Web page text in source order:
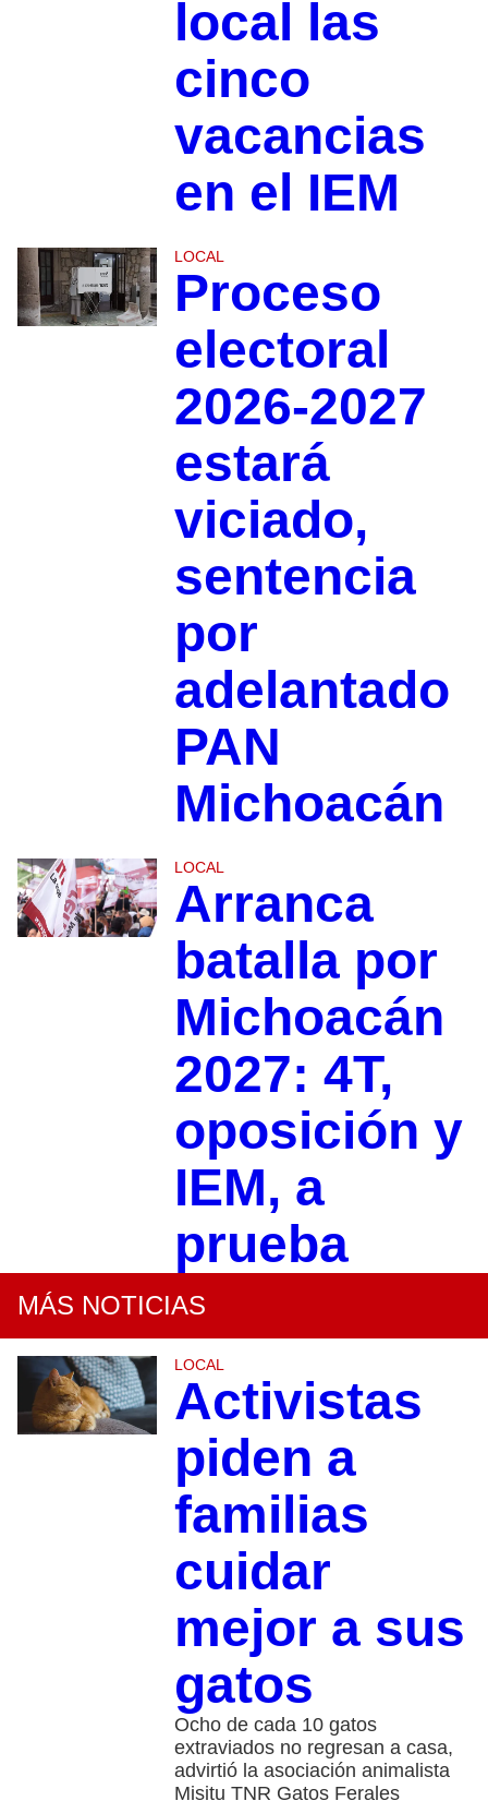
local las
cinco
vacancias
en el IEM
LOCAL
Proceso
electoral
2026-2027
estará
viciado,
sentencia
por
adelantado
PAN
Michoacán
LOCAL
Arranca
batalla por
Michoacán
2027: 4T,
oposición y
IEM, a
prueba
MÁS NOTICIAS
LOCAL
Activistas
piden a
familias
cuidar
mejor a sus
gatos
Ocho de cada 10 gatos
extraviados no regresan a casa,
advirtió la asociación animalista
Misitu TNR Gatos Ferales